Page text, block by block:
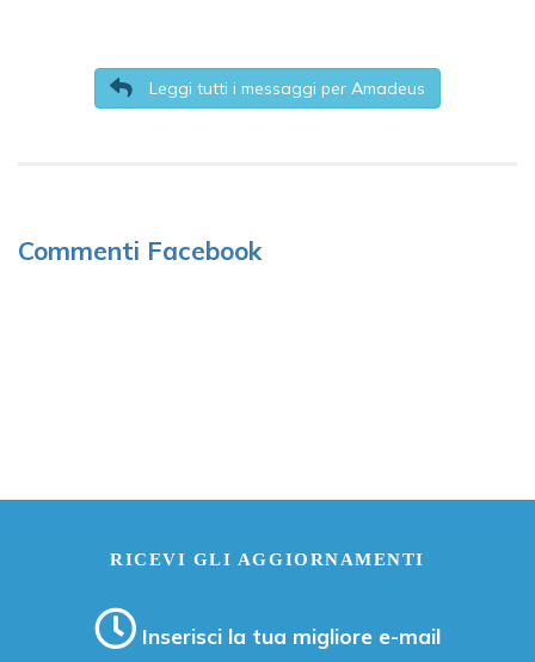
Leggi tutti i messaggi per Amadeus
Commenti Facebook
RICEVI GLI AGGIORNAMENTI
Inserisci la tua migliore e-mail